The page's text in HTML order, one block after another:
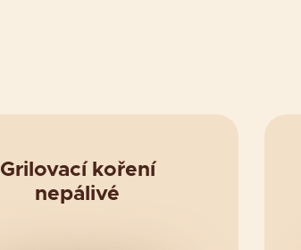
Grilovací koření
nepálivé